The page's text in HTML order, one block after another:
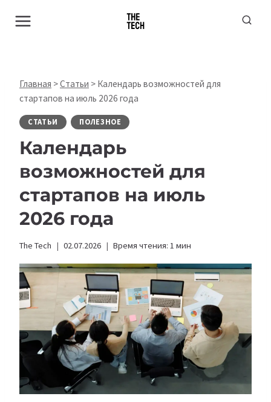
Главная >Статьи > Календарь возможностей для
стартапов на июль 2026 года
СТАТЬИ ПОЛЕЗНОЕ
Календарь
возможностей для
стартапов на июль
2026 года
The Tech 02.07.2026 Время чтения: 1 мин